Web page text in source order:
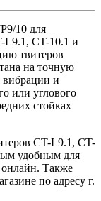
10 для
L9.1, CT-10.1 и
твитеров
на точную
вибрации и
или углового
стойках
CT-L9.1, CT-
удобным для
онлайн. Также
по адресу г.